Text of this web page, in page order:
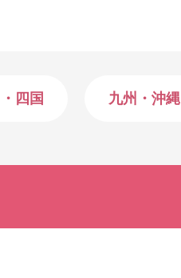
四国 九州・沖縄